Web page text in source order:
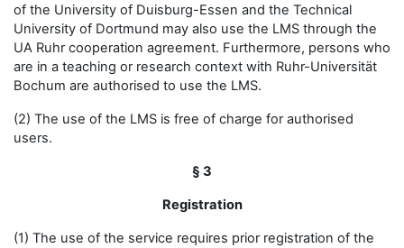
of the University of Duisburg-Essen and the Technical
University of Dortmund may also use the LMS through the
UA Ruhr cooperation agreement. Furthermore, persons who
are in a teaching or research context with Ruhr-Universität
Bochum are authorised to use the LMS.
(2) The use of the LMS is free of charge for authorised
users.
§ 3
Registration
(1) The use of the service requires prior registration of the